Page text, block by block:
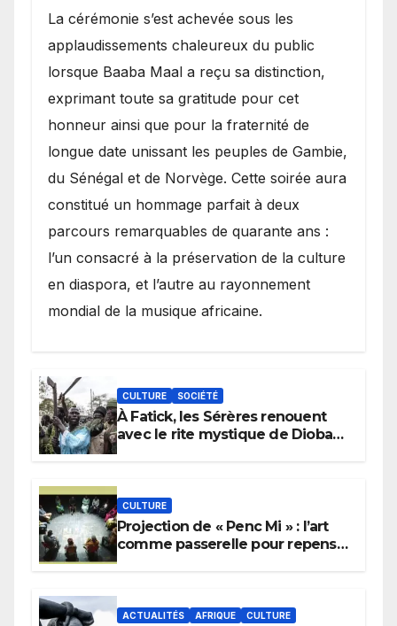
​La cérémonie s’est achevée sous les
applaudissements chaleureux du public
lorsque Baaba Maal a reçu sa distinction,
exprimant toute sa gratitude pour cet
honneur ainsi que pour la fraternité de
longue date unissant les peuples de Gambie,
du Sénégal et de Norvège. Cette soirée aura
constitué un hommage parfait à deux
parcours remarquables de quarante ans :
l’un consacré à la préservation de la culture
en diaspora, et l’autre au rayonnement
mondial de la musique africaine.
CULTURE SOCIÉTÉ
À Fatick, les Sérères renouent
avec le rite mystique de Diobaye
CULTURE
Projection de « Penc Mi » : l’art
comme passerelle pour repenser
ACTUALITÉS AFRIQUE CULTURE